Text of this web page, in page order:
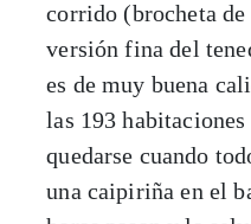
corrido (brocheta
versión fina del
es de muy buena
las 193
quedarse cuando
una caipiriña en el